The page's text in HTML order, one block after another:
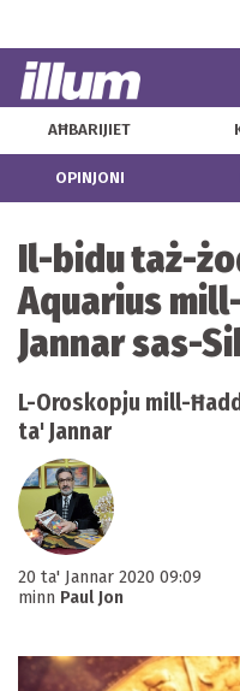
AĦBARIJIET
OPINJONI
Il-bidu taż-
Aquarius
Jannar sas-
L-Oroskopju mill-
ta' Jannar
20 ta' Jannar 2020 09:09
minn Paul Jon